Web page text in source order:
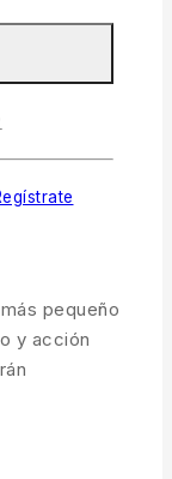
pequeño
y acción